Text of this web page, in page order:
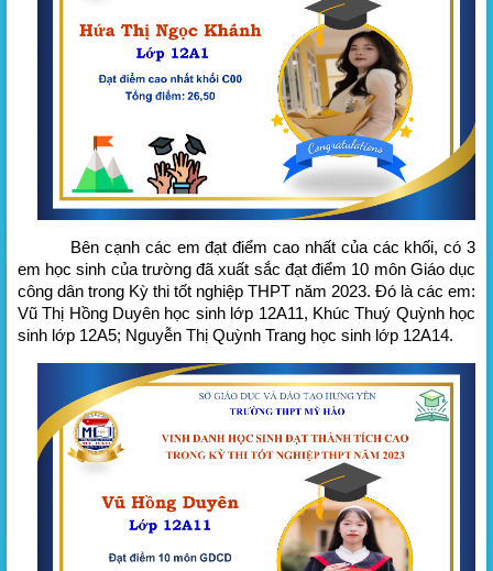
Bên cạnh các em đạt điểm cao nhất của các khối, có 3
em học sinh của trường đã xuất sắc đạt điểm 10 môn Giáo dục
công dân trong Kỳ thi tốt nghiệp THPT năm 2023. Đó là các em:
Vũ Thị Hồng Duyên học sinh lớp 12A11, Khúc Thuý Quỳnh học
sinh lớp 12A5; Nguyễn Thị Quỳnh Trang học sinh lớp 12A14.